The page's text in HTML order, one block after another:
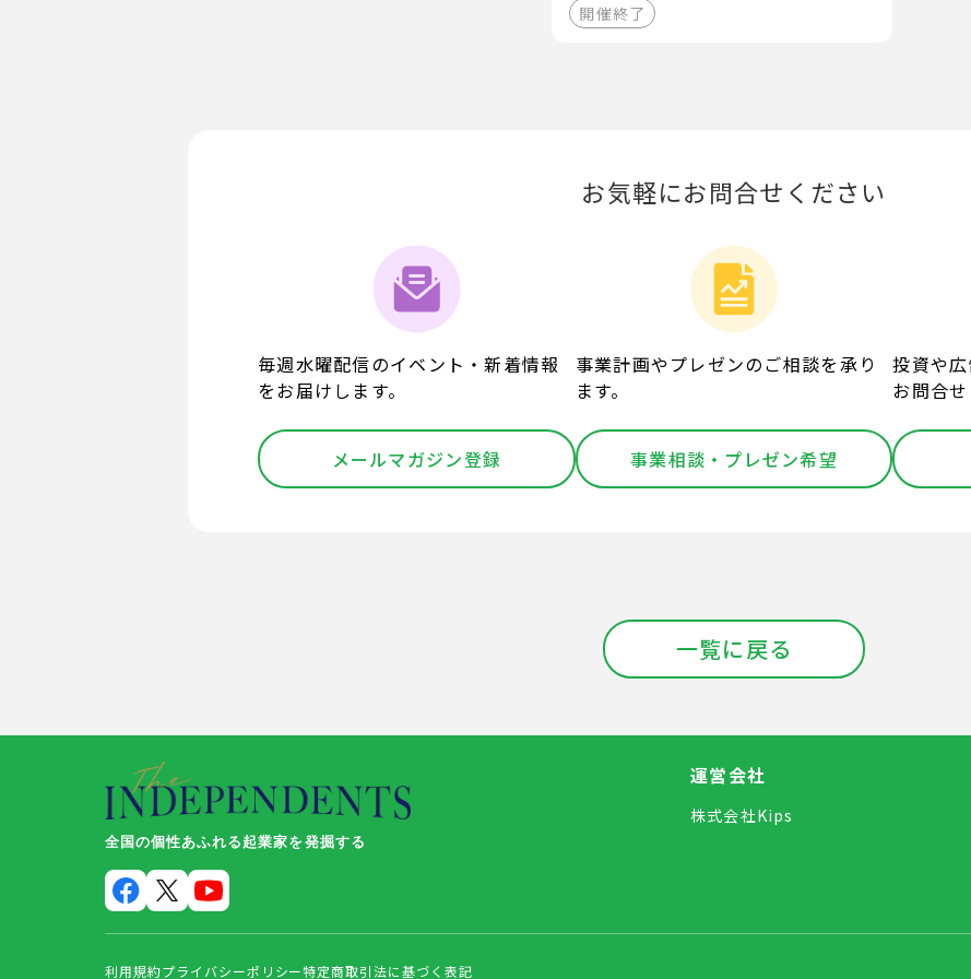
開催終了
お気軽にお問合せください
毎週水曜配信のイベント・新着情報
をお届けします。
メールマガジン登録
事業計画やプレゼンのご相談を承り
ます。
事業相談・プレゼン希望
投資や
お問合せ
一覧に戻る
全国の個性あふれる起業家を発掘する
運営会社
株式会社Kips
利用規約プライバシーポリシー特定商取引法に基づく表記